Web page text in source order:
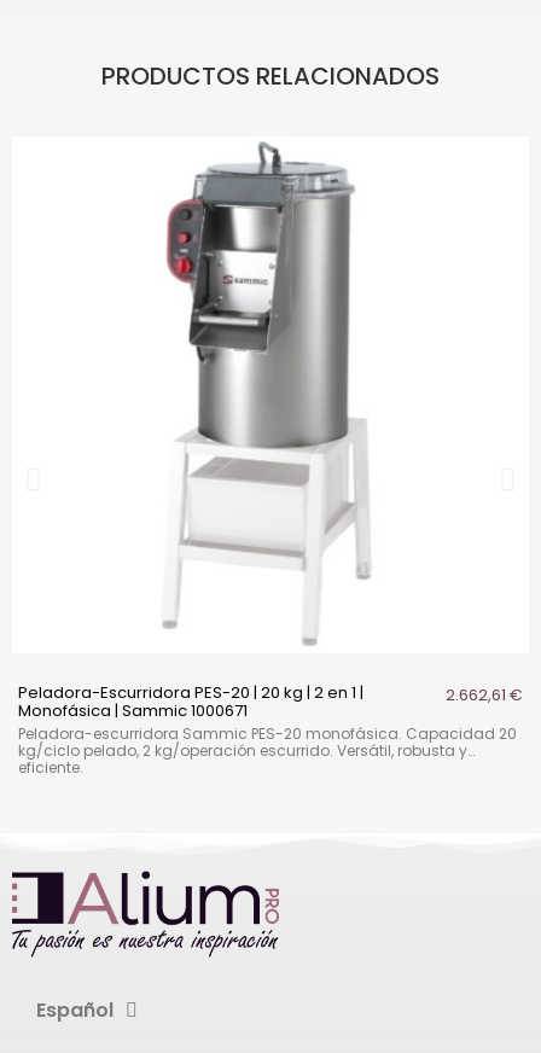
PRODUCTOS RELACIONADOS
Peladora-Escurridora PES-20 | 20 kg | 2 en 1 |
Monofásica | Sammic 1000671
2.662,61 €
Peladora-escurridora Sammic PES-20 monofásica. Capacidad 20
kg/ciclo pelado, 2 kg/operación escurrido. Versátil, robusta y
eficiente.
Español